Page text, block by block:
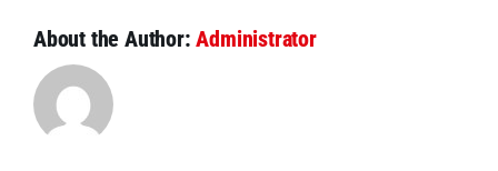
About the Author:Administrator